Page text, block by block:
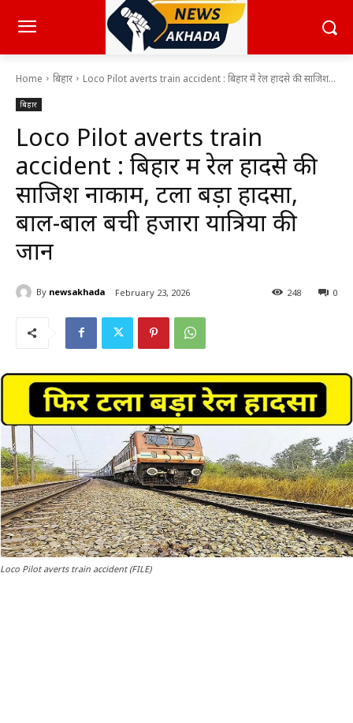
Home बिहार Loco Pilot averts train accident : बिहार में रेल हादसे की साजिश...
बिहार
Loco Pilot averts train
accident : बिहार में रेल हादसे की
साजिश नाकाम, टला बड़ा हादसा,
बाल-बाल बची हजारों यात्रियों की
जान
By newsakhada February 23, 2026 0
248
Loco Pilot averts train accident (FILE)